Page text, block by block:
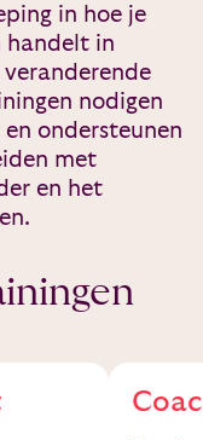
in hoe je
handelt in
nodigen
ondersteunen
met
en het